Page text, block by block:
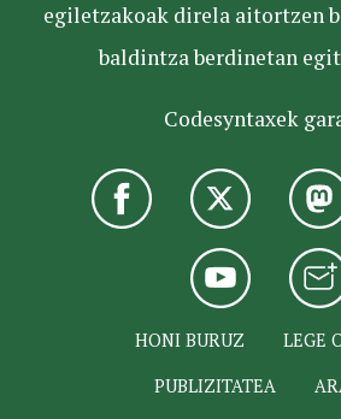
egiletzakoak direla aitortzen
baldintza berdinetan
Codesyntaxek
HONI BURUZ
LEGE
PUBLIZITATEA